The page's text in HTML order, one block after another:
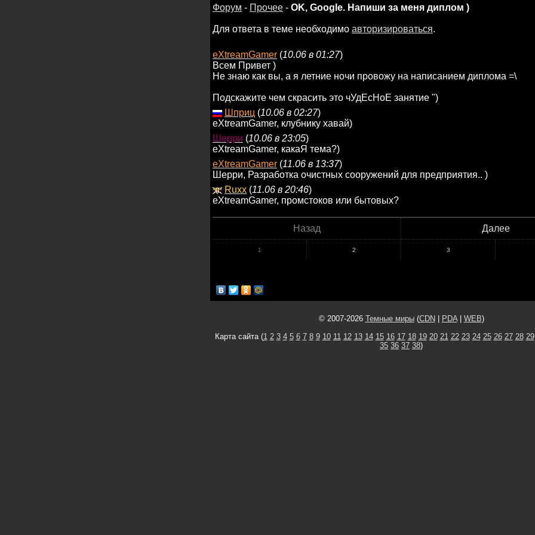
Форум - Прочее - OK, Google. Напиши за меня диплом )
Для ответа в теме необходимо авторизироваться.
eXtreamGamer (10.06 в 01:27)
Всем Привет )
Не знаю как вы, а я летние ночи провожу на написанием диплома =\
Подскажите чем скрасить это чУдЕсНоЕ занятие ")
Шприц (10.06 в 02:27)
eXtreamGamer, клубнику хавай)
Шерри (10.06 в 23:05)
eXtreamGamer, какаЯ тема?)
eXtreamGamer (11.06 в 13:37)
Шерри, Разработка очистных сооружений для предприятия.. )
Ruxx (11.06 в 20:46)
eXtreamGamer, промстоков или бытовых?
Назад Далее
1 2 3
© 2007-2026 Темные миры(CDN PDA| WEB)
Карта сайта (1 2 3 4 5 6 7 8 9 10 11 12 13 14 15 16 17 18 19 20 21 22 23 24 25 26 27 28 29
35 36 37 38)